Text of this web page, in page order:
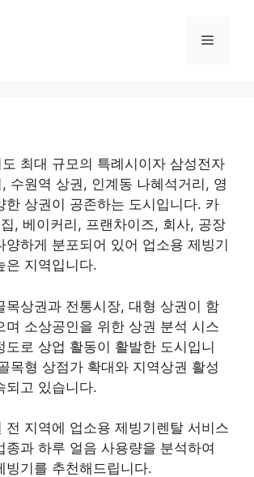
메
최대 규모의 특례시이자 삼성전자
수원역 상권, 인계동 나혜석거리, 영
한 상권이 공존하는 도시입니다. 카
, 베이커리, 프랜차이즈, 회사, 공장
양하게 분포되어 있어 업소용 제빙기
은 지역입니다.
목상권과 전통시장, 대형 상권이 함
며 소상공인을 위한 상권 분석 시스
도로 상업 활동이 활발한 도시입니
목형 상점가 확대와 지역상권 활성
되고 있습니다.
전 지역에 업소용 제빙기렌탈 서비스
종과 하루 얼음 사용량을 분석하여
빙기를 추천해드립니다.